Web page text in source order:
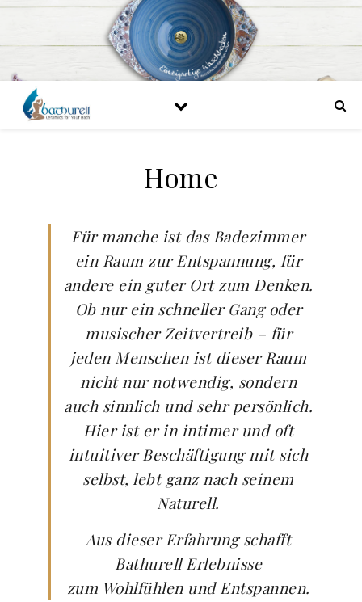
Home
Für manche ist das Badezimmer
ein Raum zur Entspannung, für
andere ein guter Ort zum Denken.
Ob nur ein schneller Gang oder
musischer Zeitvertreib – für
jeden Menschen ist dieser Raum
nicht nur notwendig, sondern
auch sinnlich und sehr persönlich.
Hier ist er in intimer und oft
intuitiver Beschäftigung mit sich
selbst, lebt ganz nach seinem
Naturell.
Aus dieser Erfahrung schafft
Bathurell Erlebnisse
zum Wohlfühlen und Entspannen.